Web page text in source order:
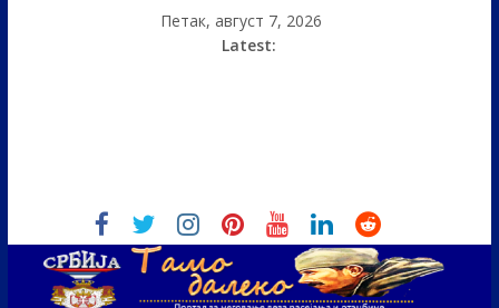
Петак, август 7, 2026
Latest: